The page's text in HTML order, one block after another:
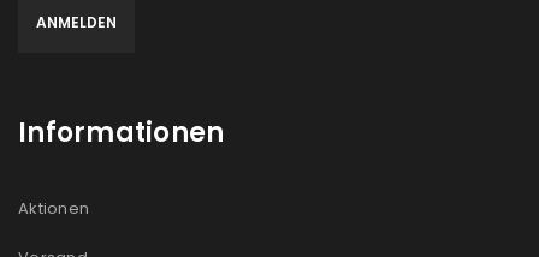
Informationen
Aktionen